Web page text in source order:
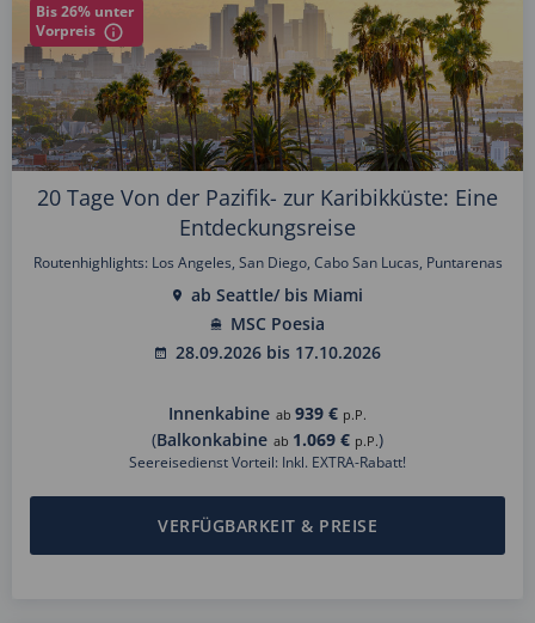
Bis 26% unter
Vorpreis
20 Tage Von der Pazifik- zur Karibikküste: Eine
Entdeckungsreise
Routenhighlights: Los Angeles, San Diego, Cabo San Lucas, Puntarenas
ab Seattle/ bis Miami
MSC Poesia
28.09.2026 bis 17.10.2026
Innenkabine ab 939 € p.P.
(Balkonkabine ab 1.069 € p.P.)
Seereisedienst Vorteil: Inkl. EXTRA-Rabatt!
VERFÜGBARKEIT & PREISE